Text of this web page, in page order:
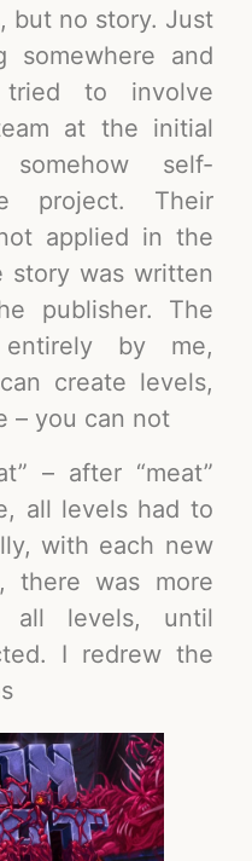
but no story. Just
somewhere and
to involve
at the initial
self-
project. Their
applied in the
story was written
publisher. The
by me,
create levels,
– you can not
– after “meat”
all levels had to
with each new
there was more
all levels, until
I redrew the